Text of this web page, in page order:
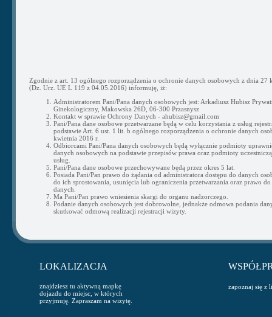
Zgodnie z art. 13 ogólnego rozporządzenia o ochronie danych osobowych z dnia 27
(Dz. Urz. UE L 119 z 04.05.2016) informuję, iż:
Administratorem Pani/Pana danych osobowych jest: Arkadiusz Hubisz
Ginekologiczny, Makowska 26D, 06-300 Przasnysz
Kontakt w sprawie Ochrony Danych - ahubisz@gmail.com
Pani/Pana dane osobowe przetwarzane będą w celu korzystania z usług
podstawie Art. 6 ust. 1 lit. b ogólnego rozporządzenia o ochronie danych
kwietnia 2016 r.
Odbiorcami Pani/Pana danych osobowych będą wyłącznie podmioty
danych osobowych na podstawie przepisów prawa oraz podmioty
usług.
Pani/Pana dane osobowe przechowywane będą przez okres 5 lat.
Posiada Pani/Pan prawo do żądania od administratora dostępu do danych
do ich sprostowania, usunięcia lub ograniczenia przetwarzania oraz prawo do
danych.
Ma Pani/Pan prawo wniesienia skargi do organu nadzorczego.
Podanie danych osobowych jest dobrowolne, jednakże odmowa podania
skutkować odmową realizacji rejestracji wizyty.
LOKALIZACJA
znajdziesz tu aktywną mapkę
dojazdu do miejsc, w których
przyjmuję. Zapraszam na wizytę.
zapoznaj się z